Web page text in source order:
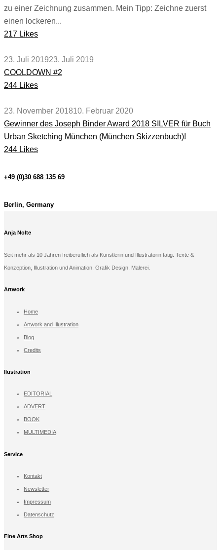
zu einer Zeichnung zusammen. Mein Tipp: Zeichne zuerst
einen lockeren...
217 Likes
23. Juli 201923. Juli 2019
COOLDOWN #2
244 Likes
23. November 201810. Februar 2020
Gewinner des Joseph Binder Award 2018 SILVER für Buch
Urban Sketching München (München Skizzenbuch)!
244 Likes
+49 (0)30 688 135 69
Berlin, Germany
Anja Nolte
Seit mehr als 10 Jahren freiberuflich als Künstlerin und Illustratorin tätig. Texte &
Konzeption, Illustration und Animation, Grafik Design, Malerei.
Artwork
Home
Artwork and Illustration
Blog
Credits
llustration
EDITORIAL
ADVERT
BOOK
MULTIMEDIA
Service
Kontakt
Newsletter
Impressum
Datenschutz
Fine Arts Shop